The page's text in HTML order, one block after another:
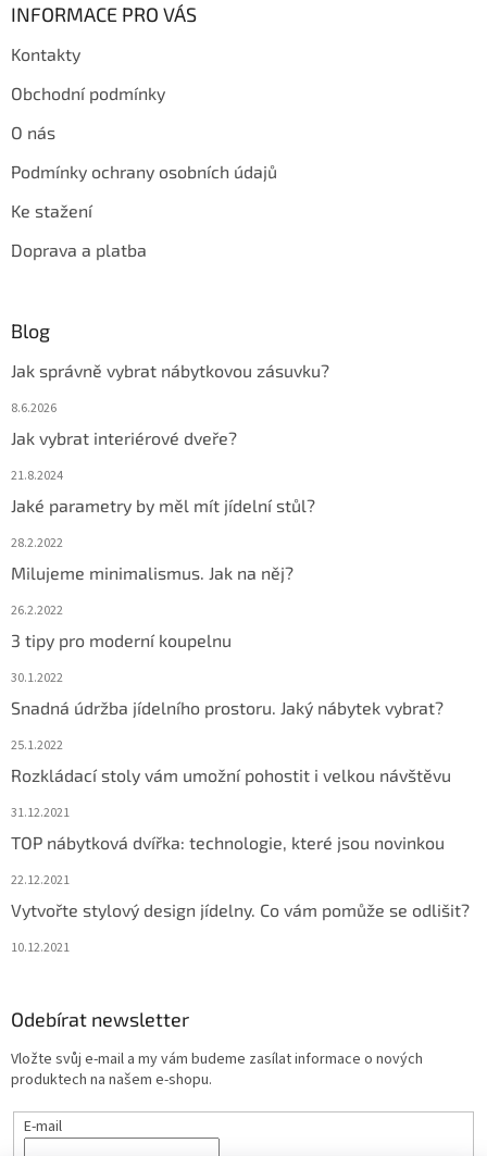
INFORMACE PRO VÁS
Kontakty
Obchodní podmínky
O nás
Podmínky ochrany osobních údajů
Ke stažení
Doprava a platba
Blog
Jak správně vybrat nábytkovou zásuvku?
8.6.2026
Jak vybrat interiérové dveře?
21.8.2024
Jaké parametry by měl mít jídelní stůl?
28.2.2022
Milujeme minimalismus. Jak na něj?
26.2.2022
3 tipy pro moderní koupelnu
30.1.2022
Snadná údržba jídelního prostoru. Jaký nábytek vybrat?
25.1.2022
Rozkládací stoly vám umožní pohostit i velkou návštěvu
31.12.2021
TOP nábytková dvířka: technologie, které jsou novinkou
22.12.2021
Vytvořte stylový design jídelny. Co vám pomůže se odlišit?
10.12.2021
Odebírat newsletter
Vložte svůj e-mail a my vám budeme zasílat informace o nových
produktech na našem e-shopu.
E-mail